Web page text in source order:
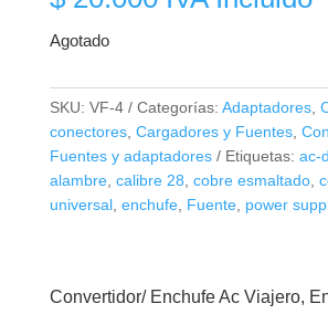
Agotado
SKU: VF-4 Categorías: Adaptadores,
conectores, Cargadores y Fuentes,
Fuentes y adaptadores
Etiquetas: ac-
alambre, calibre 28, cobre esmaltado,
universal, enchufe, Fuente, power
Convertidor/ Enchufe Ac Viajero,